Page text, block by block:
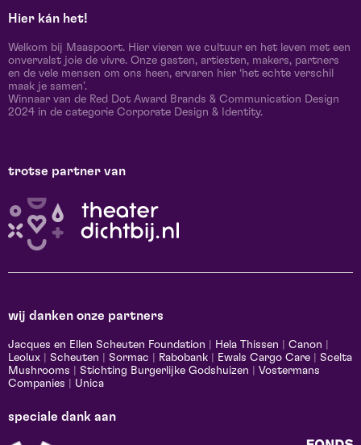
Hier kán het!
Welkom bij Maaspoort. Hier vieren we cultuur en het leven met een
onvervalst joie de vivre. Onze gasten, artiesten, makers, partners
en de vele mensen om ons heen, ervaren hier ‘het echte verschil
maak je samen’.
Winnaar van de Red Dot Award Brands & Communication Design
2024 in de categorie Corporate Design & Identity.
trotse partner van
wij danken onze partners
Jacques en Ellen Scheuten Foundation Hela Thissen Canon
Leolux
Scheuten Sormac Rabobank Ewals Cargo Care
Scelta
Mushrooms
Stichting Burgerlijke Godshuizen
Vostermans
Companies
Unica
speciale dank aan